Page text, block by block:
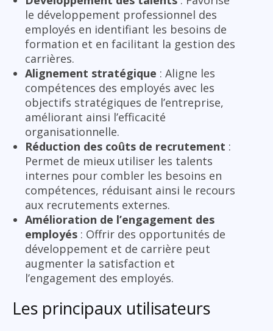
le développement professionnel des
employés en identifiant les besoins de
formation et en facilitant la gestion des
carrières.
Alignement stratégique : Aligne les
compétences des employés avec les
objectifs stratégiques de l’entreprise,
améliorant ainsi l’efficacité
organisationnelle.
Réduction des coûts de recrutement :
Permet de mieux utiliser les talents
internes pour combler les besoins en
compétences, réduisant ainsi le recours
aux recrutements externes.
Amélioration de l’engagement des
employés : Offrir des opportunités de
développement et de carrière peut
augmenter la satisfaction et
l’engagement des employés.
Les principaux utilisateurs